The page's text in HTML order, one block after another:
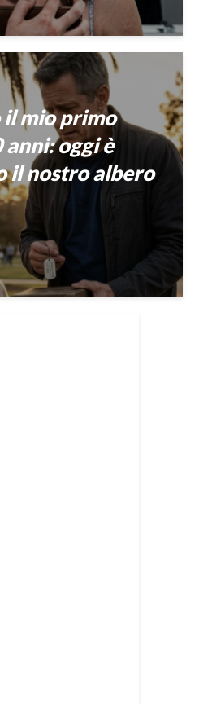
mio primo
oggi è
il nostro albero